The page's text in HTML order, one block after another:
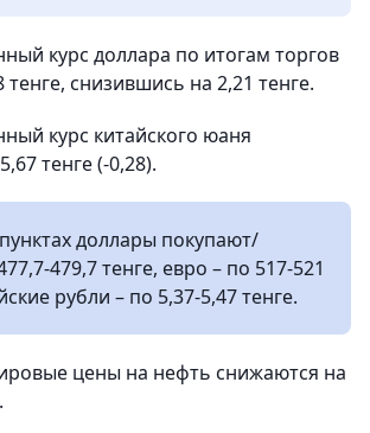
курс доллара по итогам торгов
тенге, снизившись на 2,21 тенге.
курс китайского юаня
тенге (-0,28).
доллары покупают/
479,7 тенге, евро – по 517-521
рубли – по 5,37-5,47 тенге.
цены на нефть снижаются на